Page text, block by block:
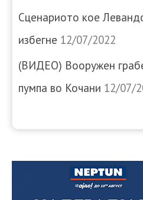
Сценариото кое
избегне 12/07/2022
(ВИДЕО) Вооружен
пумпа во Кочани 12/07/